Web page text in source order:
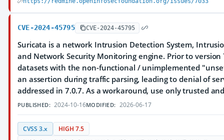
CVE-2024-45795 CVE-2024-45795
Suricata is a network Intrusion Detection System,
and Network Security Monitoring engine. Prior to version
datasets with the non-functional / unimplemented
an assertion during traffic parsing, leading to denial of
addressed in 7.0.7. As a workaround, use only trusted
PUBLISHED: 2024-10-16MODIFIED: 2026-06-17
CVSS 3.x HIGH 7.5